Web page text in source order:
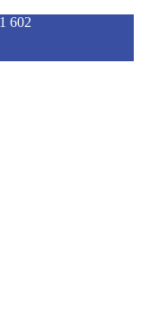
602